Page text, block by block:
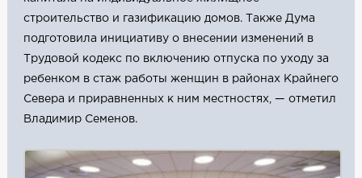
строительство и газификацию домов. Также Дума
подготовила инициативу о внесении изменений в
Трудовой кодекс по включению отпуска по уходу за
ребенком в стаж работы женщин в районах Крайнего
Севера и приравненных к ним местностях, — отметил
Владимир Семенов.